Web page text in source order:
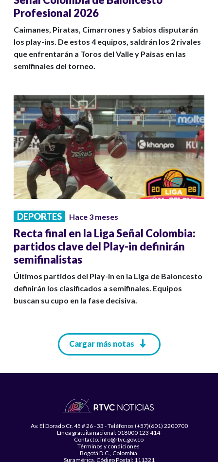
Profesional 2026
Caimanes, Piratas, Cimarrones y Sabios disputarán
los play-ins. De estos 4 equipos, saldrán los 2 rivales
que enfrentarán a Toros del Valle y Paisas en las
semifinales del torneo.
DEPORTES Hace 3 meses
Recta final en la Liga Señal Colombia:
partidos clave del Play-in definirán
semifinalistas
Últimos partidos del Play-in en la Liga de Baloncesto
definirán los clasificados a semifinales. Equipos
buscan su cupo en la fase decisiva.
Cargar más notas
Av. El Dorado Cr. 45 # 26 - 33 - Teléfonos (+57)(601) 2200700
Línea gratuita nacional: 018000 123 414
Contacto: info@rtvc.gov.co
Términos y condiciones
Bogotá D.C., Colombia
Suramérica, Código Postal: 111321